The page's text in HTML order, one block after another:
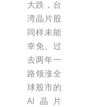
大跌，台
湾晶片股
同样未能
幸免。过
去两年一
路领涨全
球股市的
AI晶片